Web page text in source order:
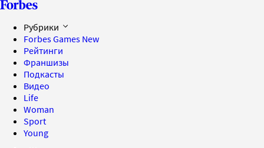
Рубрики
Forbes Games New
Рейтинги
Франшизы
Подкасты
Видео
Life
Woman
Sport
Young